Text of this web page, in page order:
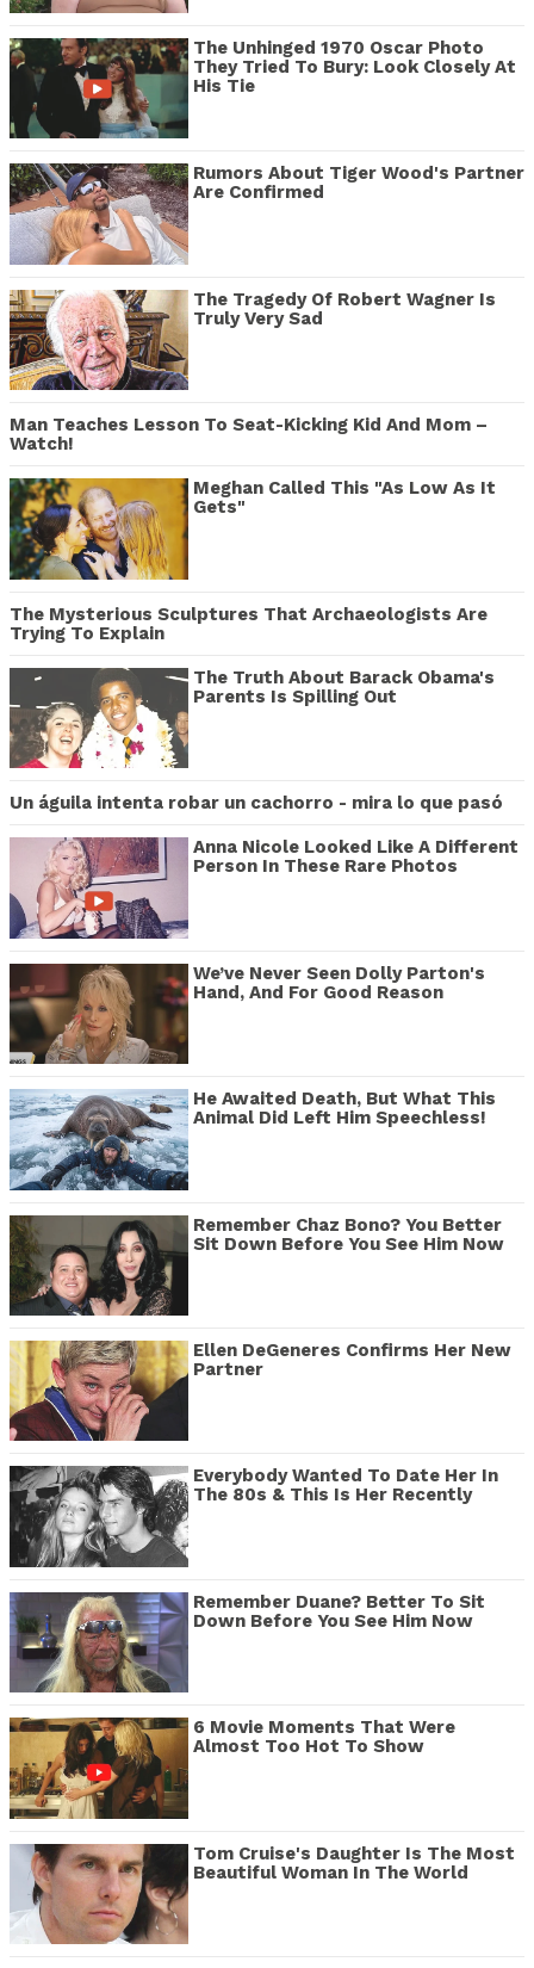
The Unhinged 1970 Oscar Photo
They Tried To Bury: Look Closely At
His Tie
Rumors About Tiger Wood's Partner
Are Confirmed
The Tragedy Of Robert Wagner Is
Truly Very Sad
Man Teaches Lesson To Seat-Kicking Kid And Mom –
Watch!
Meghan Called This "As Low As It
Gets"
The Mysterious Sculptures That Archaeologists Are
Trying To Explain
The Truth About Barack Obama's
Parents Is Spilling Out
Un águila intenta robar un cachorro - mira lo que pasó
Anna Nicole Looked Like A Different
Person In These Rare Photos
We’ve Never Seen Dolly Parton's
Hand, And For Good Reason
He Awaited Death, But What This
Animal Did Left Him Speechless!
Remember Chaz Bono? You Better
Sit Down Before You See Him Now
Ellen DeGeneres Confirms Her New
Partner
Everybody Wanted To Date Her In
The 80s & This Is Her Recently
Remember Duane? Better To Sit
Down Before You See Him Now
6 Movie Moments That Were
Almost Too Hot To Show
Tom Cruise's Daughter Is The Most
Beautiful Woman In The World